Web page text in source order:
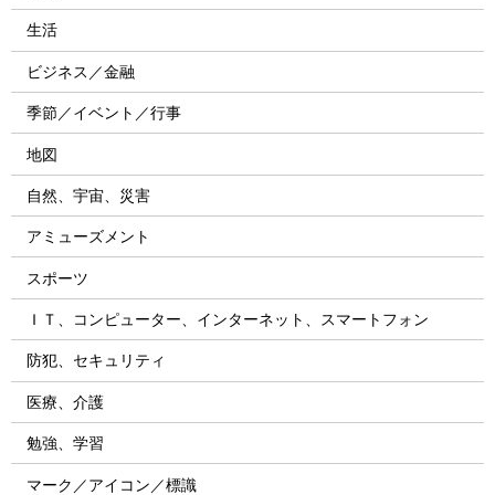
生活
ビジネス／金融
季節／イベント／行事
地図
自然、宇宙、災害
アミューズメント
スポーツ
ＩＴ、コンピューター、インターネット、スマートフォン
防犯、セキュリティ
医療、介護
勉強、学習
マーク／アイコン／標識